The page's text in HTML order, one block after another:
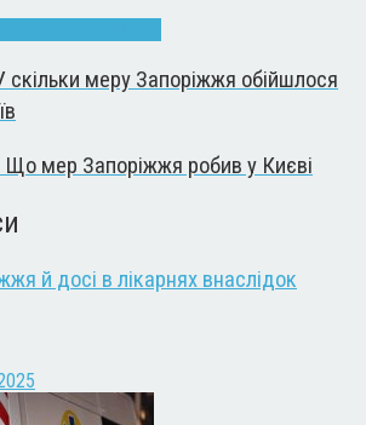
скільки меру Запоріжжя обійшлося
Що мер Запоріжжя робив у Києві
й досі в лікарнях внаслідок